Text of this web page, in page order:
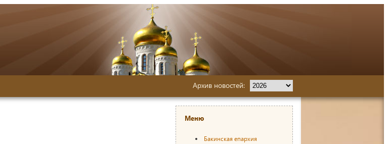
Архив новостей:
Меню
Бакинская епархия